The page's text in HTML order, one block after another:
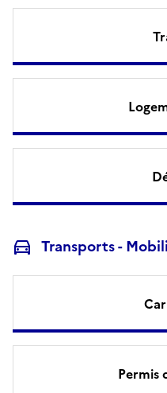
Transports -
Permis